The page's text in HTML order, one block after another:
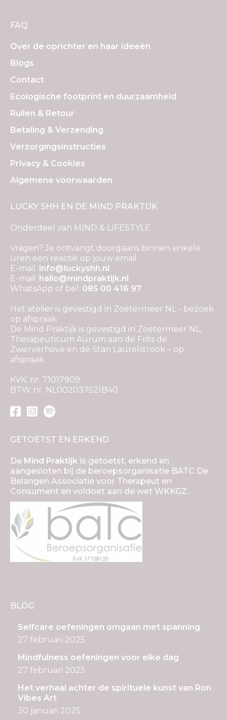
FAQ
Over de oprichter en haar ideeën
Blogs
Contact
Ecologische footprint en duurzaamheid
Ruilen & Retour
Betaling & Verzending
Verzorgingsinstructies
Privacy & Cookies
Algemene voorwaarden
LUCKY SHH EN DE MIND PRAKTIJK
Onderdeel van MIND & LIFESTYLE
Vragen? Je ontvangt doorgaans binnen enkele
uren een reactie op jouw email.
E-mail: info@luckyshh.nl
E-mail: hallo@mindpraktijk.nl
WhatsApp of bel: 085 00 416 97
Het atelier is gevestigd in Zoetermeer NL - bezoek
op afspraak.
De Mind Praktijk is gevestigd in Zoetermeer NL,
Therapeuticum Aurum aan de Frits de
Zwerverhove en de Stan Laurelstrook – op
afspraak.
KVK. nr. 71017909
BTW nr. NL002037521B40
GETOETST EN ERKEND
De Mind Praktijk is getoetst, erkend en
aangesloten bij de beroepsorganisatie BATC De
Belangen Associatie voor Therapeut en
Consument en voldoet aan de wet WKKGZ.
BLOG
Selfcare oefeningen omgaan met spanning
27 februari 2025
Mindfulness oefeningen voor elke dag
27 februari 2025
Het verhaal achter de spirituele kunst van Ron
Vibes Art
30 januari 2025